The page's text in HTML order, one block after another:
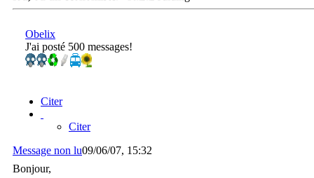
Obelix
J'ai posté 500 messages!
Citer
Citer
Message non lu09/06/07, 15:32
Bonjour,